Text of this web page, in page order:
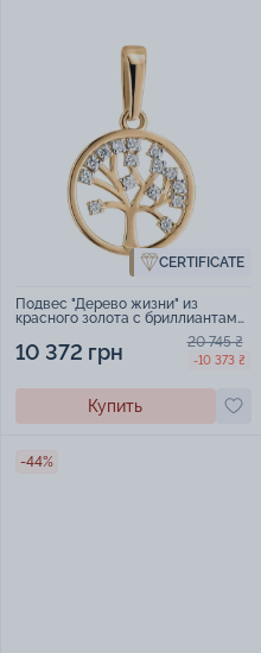
CERTIFICATE
Подвес "Дерево жизни" из
красного золота с бриллиантами
10 372 грн 20 745 ₴
-10 373 ₴
Купить
-44%